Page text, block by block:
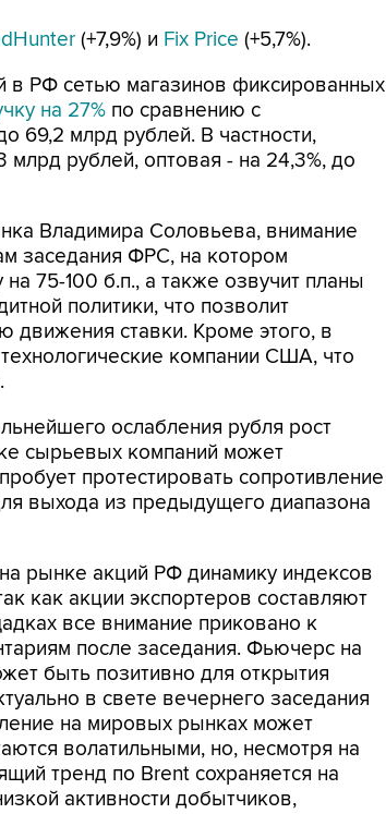
(+7,9%) и Fix Price (+5,7%).
в РФ сетью магазинов фиксированных
на 27% по сравнению с
69,2 млрд рублей. В частности,
млрд рублей, оптовая - на 24,3%, до
Владимира Соловьева, внимание
заседания ФРС, на котором
75-100 б.п., а также озвучит планы
политики, что позволит
движения ставки. Кроме этого, в
компании США, что
ослабления рубля рост
сырьевых компаний может
протестировать сопротивление
выхода из предыдущего диапазона
рынке акций РФ динамику индексов
как акции экспортеров составляют
все внимание приковано к
после заседания. Фьючерс на
быть позитивно для открытия
в свете вечернего заседания
на мировых рынках может
волатильными, но, несмотря на
тренд по Brent сохраняется на
активности добытчиков,